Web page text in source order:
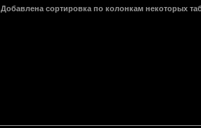
Добавлена сортировка по колонкам некоторых